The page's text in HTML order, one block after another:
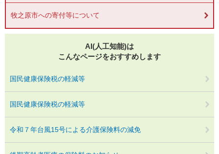
牧之原市への寄付等について
AI(人工知能)は
こんなページをおすすめします
国民健康保険税の軽減等
国民健康保険税の軽減等
令和７年台風15号による介護保険料の減免